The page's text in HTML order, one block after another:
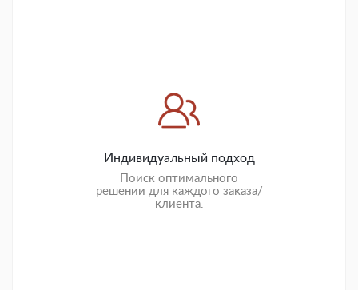
Индивидуальный подход
Поиск оптимального
решении для каждого заказа/
клиента.